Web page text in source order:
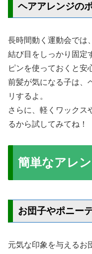
ヘアアレンジの
長時間動く運動会では
結び目をしっかり固定
ピンを使っておくと安
前髪が気になる子は、
リするよ。
さらに、軽くワックス
るから試してみてね！
簡単なアレ
お団子やポニー
元気な印象を与えるお